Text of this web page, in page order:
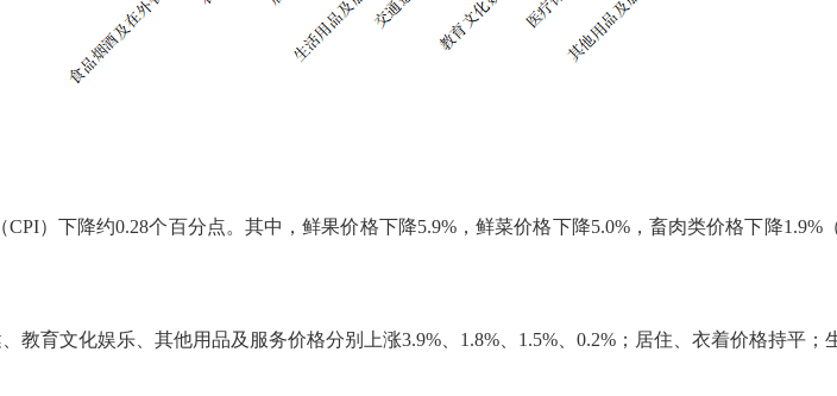
）下降约0.28个百分点。其中，鲜果价格下降5.9%，鲜菜价格下降5.0%，畜肉类价格下降
教育文化娱乐、其他用品及服务价格分别上涨3.9%、1.8%、1.5%、0.2%；居住、衣着价格持平 ；